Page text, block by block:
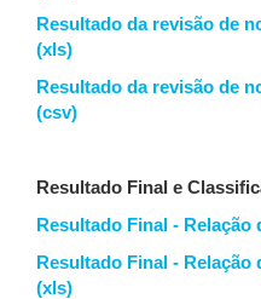
Resultado da revisão de
(xls)
Resultado da revisão de
(csv)
Resultado Final e
Resultado Final -
Resultado Final -
(xls)